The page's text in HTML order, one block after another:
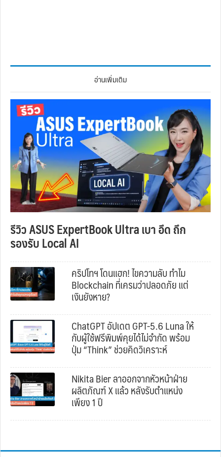
อ่านเพิ่มเติม
รีวิว ASUS ExpertBook Ultra เบา อึด ถึก
รองรับ Local AI
คริปโทฯ โดนแฮก! ไขความลับ ทำไม
Blockchain ที่เครมว่าปลอดภัย แต่
เงินยังหาย?
ChatGPT อัปเดต GPT-5.6 Luna ให้
กับผู้ใช้ฟรีพิมพ์คุยได้ไม่จำกัด พร้อม
ปุ่ม “Think” ช่วยคิดวิเคราะห์
Nikita Bier ลาออกจากหัวหน้าฝ่าย
ผลิตภัณฑ์ X แล้ว หลังรับตำแหน่ง
เพียง 1 ปี